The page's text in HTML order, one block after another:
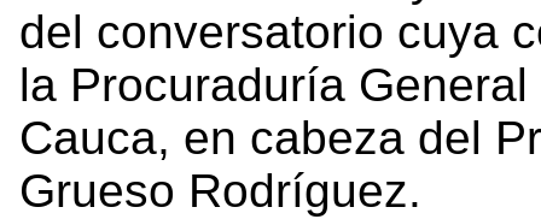
del conversatorio cuya
la Procuraduría
Cauca, en cabeza del
Grueso Rodríguez.